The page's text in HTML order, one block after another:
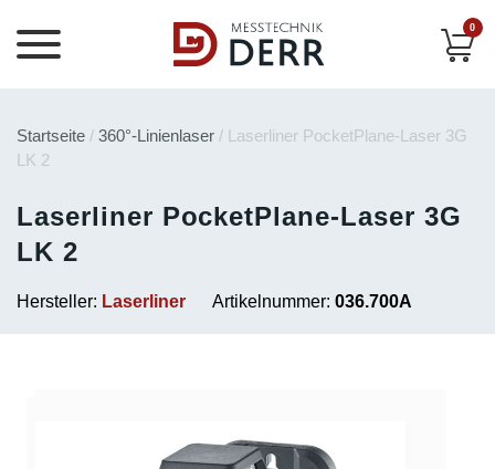
0
Startseite / 360°-Linienlaser / Laserliner PocketPlane-Laser 3G
LK 2
Laserliner PocketPlane-Laser 3G
LK 2
Hersteller: Laserliner Artikelnummer: 036.700A